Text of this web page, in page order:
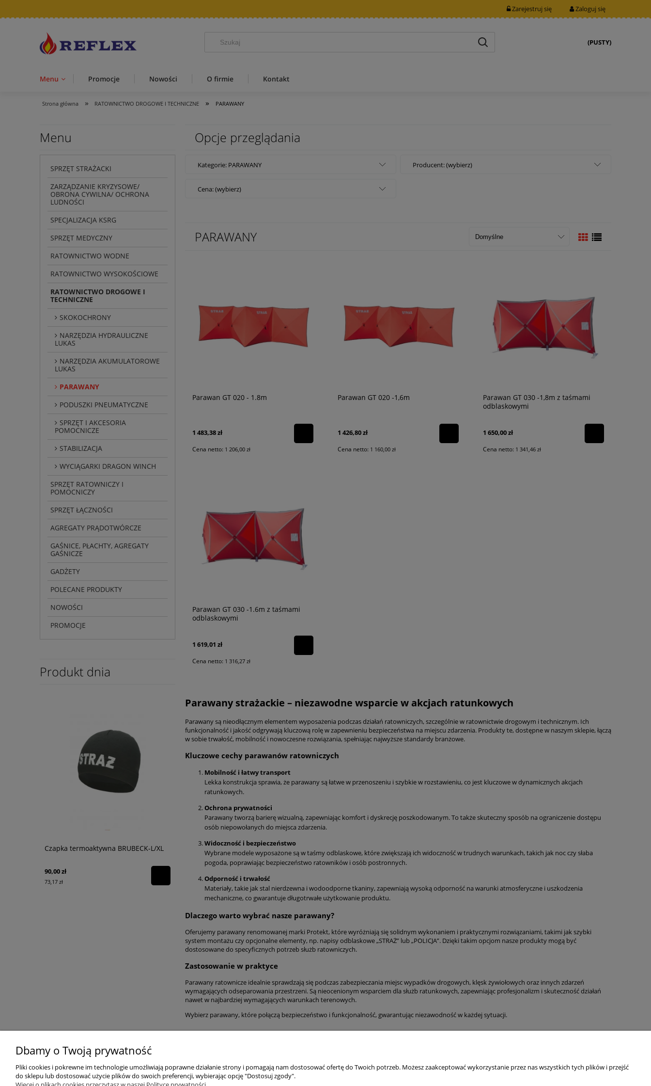
Zarejestruj się Zaloguj się
(PUSTY)
Menu Promocje Nowości O firmie Kontakt
Strona główna » RATOWNICTWO DROGOWE I TECHNICZNE » PARAWANY
Menu
SPRZĘT STRAŻACKI
ZARZĄDZANIE KRYZYSOWE/
OBRONA CYWILNA/ OCHRONA
LUDNOŚCI
SPECJALIZACJA KSRG
SPRZĘT MEDYCZNY
RATOWNICTWO WODNE
RATOWNICTWO WYSOKOŚCIOWE
RATOWNICTWO DROGOWE I
TECHNICZNE
SKOKOCHRONY
NARZĘDZIA HYDRAULICZNE
LUKAS
NARZĘDZIA AKUMULATOROWE
LUKAS
PARAWANY
PODUSZKI PNEUMATYCZNE
SPRZĘT I AKCESORIA
POMOCNICZE
STABILIZACJA
WYCIĄGARKI DRAGON WINCH
SPRZĘT RATOWNICZY I
POMOCNICZY
SPRZĘT ŁĄCZNOŚCI
AGREGATY PRĄDOTWÓRCZE
GAŚNICE, PŁACHTY, AGREGATY
GAŚNICZE
GADŻETY
POLECANE PRODUKTY
NOWOŚCI
PROMOCJE
Produkt dnia
Czapka termoaktywna BRUBECK-L/XL
90,00 zł
73,17 zł
Drabina nasadkowa MAKROS DN 4084
1 475,00 zł
Topór PAL – 8 Przegrody na węże pożarnicze
Opcje przeglądania
Kategorie: PARAWANY Producent: (wybierz)
Cena: (wybierz)
PARAWANY
Parawan GT 020 - 1.8m
1 483,38 zł
Cena netto: 1 206,00 zł
Parawan GT 020 -1,6m
1 426,80 zł
Cena netto: 1 160,00 zł
Parawan GT 030 -1,8m z taśmami
odblaskowymi
1 650,00 zł
Cena netto: 1 341,46 zł
Parawan GT 030 -1.6m z taśmami
odblaskowymi
1 619,01 zł
Cena netto: 1 316,27 zł
Parawany strażackie – niezawodne wsparcie w akcjach ratunkowych
Parawany są nieodłącznym elementem wyposażenia podczas działań ratowniczych, szczególnie w ratownictwie drogowym i technicznym. Ich
funkcjonalność i jakość odgrywają kluczową rolę w zapewnieniu bezpieczeństwa na miejscu zdarzenia. Produkty te, dostępne w naszym sklepie, łączą
w sobie trwałość, mobilność i nowoczesne rozwiązania, spełniając najwyższe standardy branżowe.
Kluczowe cechy parawanów ratowniczych
Mobilność i łatwy transport
Lekka konstrukcja sprawia, że parawany są łatwe w przenoszeniu i szybkie w rozstawieniu, co jest kluczowe w dynamicznych akcjach
ratunkowych.
Ochrona prywatności
Parawany tworzą barierę wizualną, zapewniając komfort i dyskrecję poszkodowanym. To także skuteczny sposób na ograniczenie dostępu
osób niepowołanych do miejsca zdarzenia.
Widoczność i bezpieczeństwo
Wybrane modele wyposażone są w taśmy odblaskowe, które zwiększają ich widoczność w trudnych warunkach, takich jak noc czy słaba
pogoda, poprawiając bezpieczeństwo ratowników i osób postronnych.
Odporność i trwałość
Materiały, takie jak stal nierdzewna i wodoodporne tkaniny, zapewniają wysoką odporność na warunki atmosferyczne i uszkodzenia
mechaniczne, co gwarantuje długotrwałe użytkowanie produktu.
Dlaczego warto wybrać nasze parawany?
Oferujemy parawany renomowanej marki Protekt, które wyróżniają się solidnym wykonaniem i praktycznymi rozwiązaniami, takimi jak szybki
system montażu czy opcjonalne elementy, np. napisy odblaskowe „STRAŻ” lub „POLICJA”. Dzięki takim opcjom nasze produkty mogą być
dostosowane do specyficznych potrzeb służb ratowniczych.
Zastosowanie w praktyce
Parawany ratownicze idealnie sprawdzają się podczas zabezpieczania miejsc wypadków drogowych, klęsk żywiołowych oraz innych zdarzeń
wymagających odseparowania przestrzeni. Są nieocenionym wsparciem dla służb ratunkowych, zapewniając profesjonalizm i skuteczność działań
nawet w najbardziej wymagających warunkach terenowych.
Wybierz parawany, które połączą bezpieczeństwo i funkcjonalność, gwarantując niezawodność w każdej sytuacji.
POMOC ZAKUPY MOJE KONTO INFORMACJE O NAS
Dbamy o Twoją prywatność
Pliki cookies i pokrewne im technologie umożliwiają poprawne działanie strony i pomagają nam dostosować ofertę do Twoich potrzeb. Możesz zaakceptować wykorzystanie przez nas wszystkich tych plików i przejść
do sklepu lub dostosować użycie plików do swoich preferencji, wybierając opcję "Dostosuj zgody".